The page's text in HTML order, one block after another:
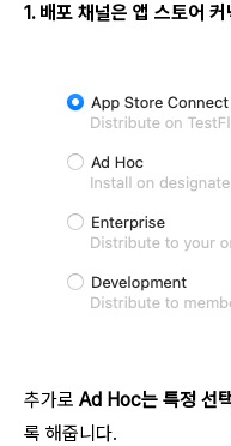
1. 배포 채널은 앱 스토어
추가로 Ad Hoc는 특정 선
록 해줍니다.